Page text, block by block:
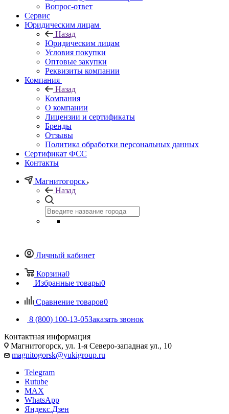
Вопрос-ответ
Сервис
Юридическим лицам
Назад
Юридическим лицам
Условия покупки
Оптовые закупки
Реквизиты компании
Компания
Назад
Компания
О компании
Лицензии и сертификаты
Бренды
Отзывы
Политика обработки персональных данных
Сертификат ФСС
Контакты
Магнитогорск
Назад
Личный кабинет
Корзина0
Избранные товары0
Сравнение товаров0
8 (800) 100-13-05Заказать звонок
Контактная информация
Магнитогорск, ул. 1-я Северо-западная ул., 10
magnitogorsk@yukigroup.ru
Telegram
Rutube
MAX
WhatsApp
Яндекс.Дзен